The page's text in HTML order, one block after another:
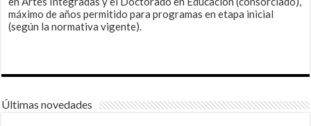
máximo de años permitido para programas en etapa inicial
(según la normativa vigente).
Últimas novedades